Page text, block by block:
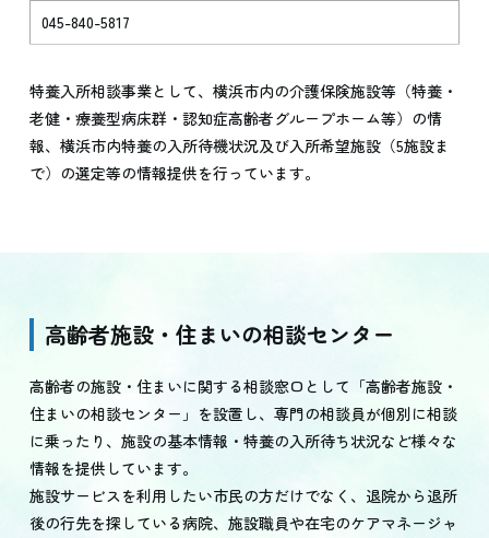
045-840-5817
特養入所相談事業として、横浜市内の介護保険施設等（特養・
老健・療養型病床群・認知症高齢者グループホーム等）の情
報、横浜市内特養の入所待機状況及び入所希望施設（5施設ま
で）の選定等の情報提供を行っています。
高齢者施設・住まいの相談センター
高齢者の施設・住まいに関する相談窓口として「高齢者施設・
住まいの相談センター」を設置し、専門の相談員が個別に相談
に乗ったり、施設の基本情報・特養の入所待ち状況など様々な
情報を提供しています。
施設サービスを利用したい市民の方だけでなく、退院から退所
後の行先を探している病院、施設職員や在宅のケアマネージャ